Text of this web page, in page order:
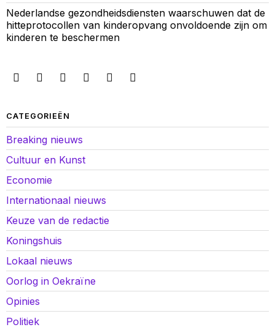
Nederlandse gezondheidsdiensten waarschuwen dat de
hitteprotocollen van kinderopvang onvoldoende zijn om
kinderen te beschermen
CATEGORIEËN
Breaking nieuws
Cultuur en Kunst
Economie
Internationaal nieuws
Keuze van de redactie
Koningshuis
Lokaal nieuws
Oorlog in Oekraïne
Opinies
Politiek